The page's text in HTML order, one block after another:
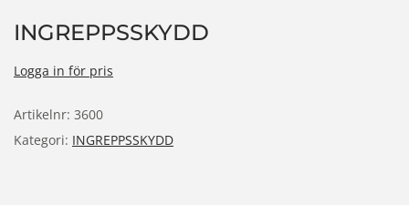
INGREPPSSKYDD
Logga in för pris
Artikelnr: 3600
Kategori: INGREPPSSKYDD